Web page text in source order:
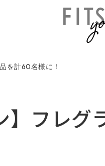
を計60名様に！
】フレグ